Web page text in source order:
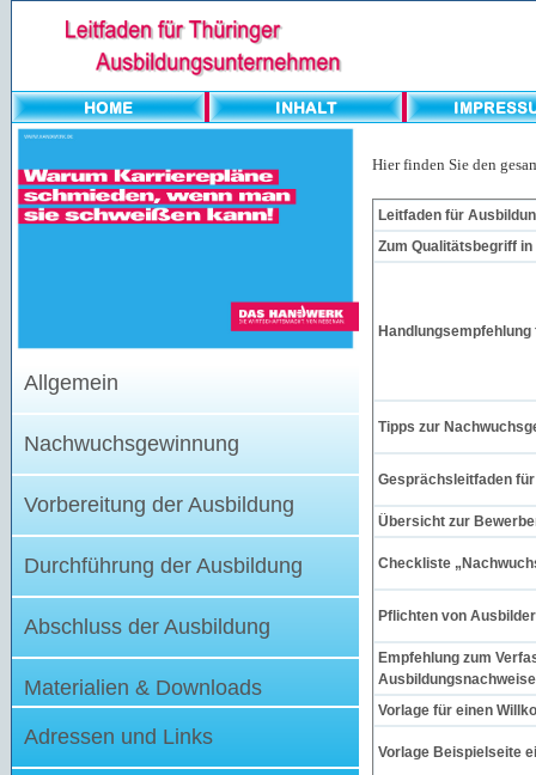
Allgemein
Nachwuchsgewinnung
Vorbereitung der Ausbildung
Durchführung der Ausbildung
Abschluss der Ausbildung
Materialien & Downloads
Adressen und Links
Hier finden Sie den
Leitfaden für
Zum Qualitätsbegriff
Tipps zur
Gesprächsleitfaden
Übersicht zur
Checkliste
Pflichten von
Empfehlung zum
Vorlage für einen
Vorlage Beispielseite